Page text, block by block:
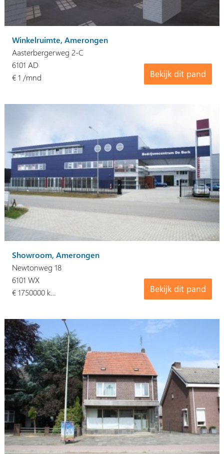
Winkelruimte, Amerongen
Aasterbergerweg 2-C
Bekijk dit pand
6101 AD
€ 1 /mnd
Showroom, Amerongen
Newtonweg 18
Bekijk dit pand
6101 WX
€ 1750000 k…